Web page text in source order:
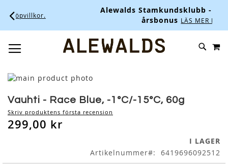
Alewalds Stamkundsklubb - Upp till
årsbonus LÄS MER HÄR.
SKIP
Skip
the
end
of
the
to
the
beginning
of
Vauhti - Race Blue, -1°C/-15°C, 60g
Skriv produktens första recension
299,00 kr
I LAGER
Artikelnummer
6419696092512